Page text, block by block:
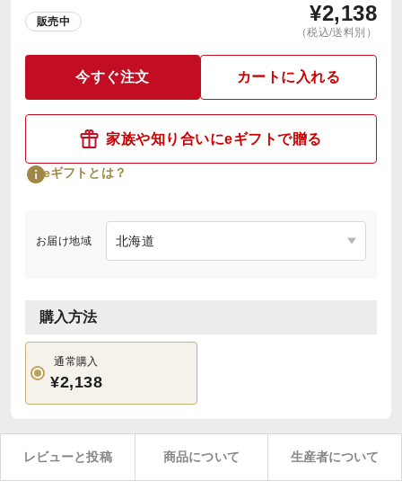
販売中 ¥2,138
（税込/送料別）
今すぐ注文 カートに入れる
家族や知り合いにeギフトで贈る
eギフトとは？
お届け地域
購入方法
通常購入
¥2,138
レビューと投稿 商品について 生産者について